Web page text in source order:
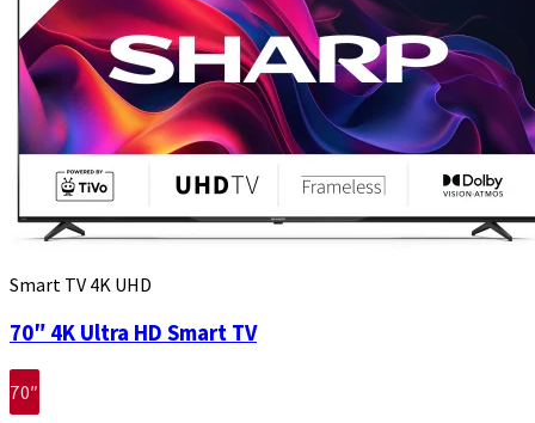
Smart TV 4K UHD
70″ 4K Ultra HD Smart TV
70″